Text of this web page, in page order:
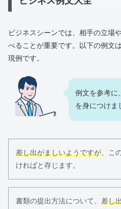
ビジネスシーンでは、相手の立場
べることが重要です。以下の例文
現例です。
例文を参考に
を身につけま
差し出がましいようですが、こ
ければと存じます。
書類の提出方法について、 差し